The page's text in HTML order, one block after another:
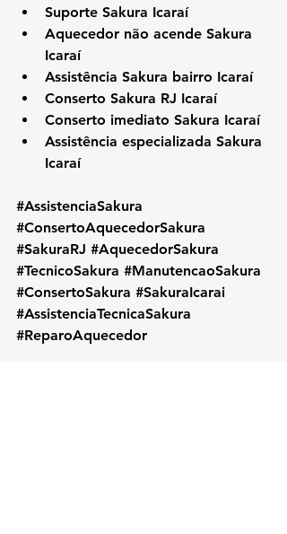
Suporte Sakura Icaraí
Aquecedor não acende Sakura
Icaraí
Assistência Sakura bairro Icaraí
Conserto Sakura RJ Icaraí
Conserto imediato Sakura Icaraí
Assistência especializada Sakura
Icaraí
#AssistenciaSakura
#ConsertoAquecedorSakura
#SakuraRJ #AquecedorSakura
#TecnicoSakura #ManutencaoSakura
#ConsertoSakura #SakuraIcarai
#AssistenciaTecnicaSakura
#ReparoAquecedor